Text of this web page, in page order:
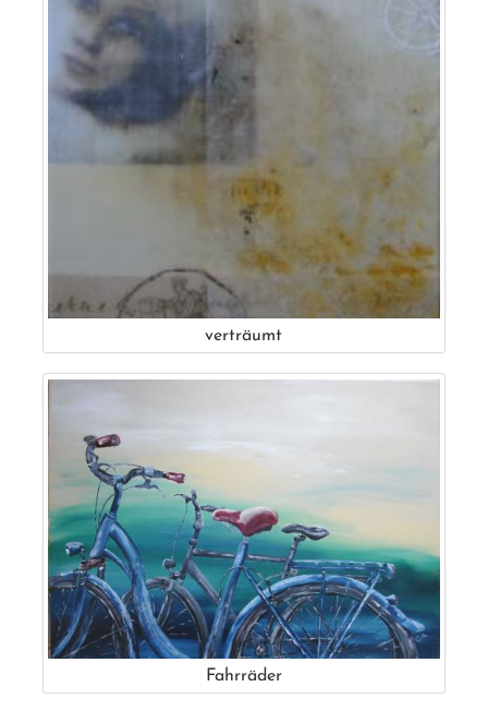
verträumt
Fahrräder